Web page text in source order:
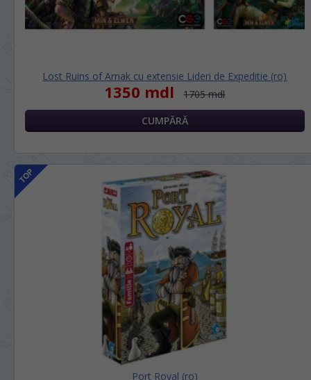
Lost Ruins of Arnak cu extensie Lideri de Expeditie (ro)
1350 mdl 1705 mdl
Port Royal (ro)